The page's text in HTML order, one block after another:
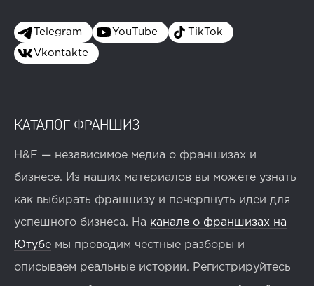
Telegram YouTube TikTok
Vkontakte
КАТАЛОГ ФРАНШИЗ
H&F — независимое медиа о франшизах и
бизнесе. Из наших материалов вы можете узнать
как выбирать франшизу и почерпнуть идеи для
успешного бизнеса. На канале о франшизах на
Ютубе мы проводим честные разборы и
описываем реальные истории. Регистрируйтесь